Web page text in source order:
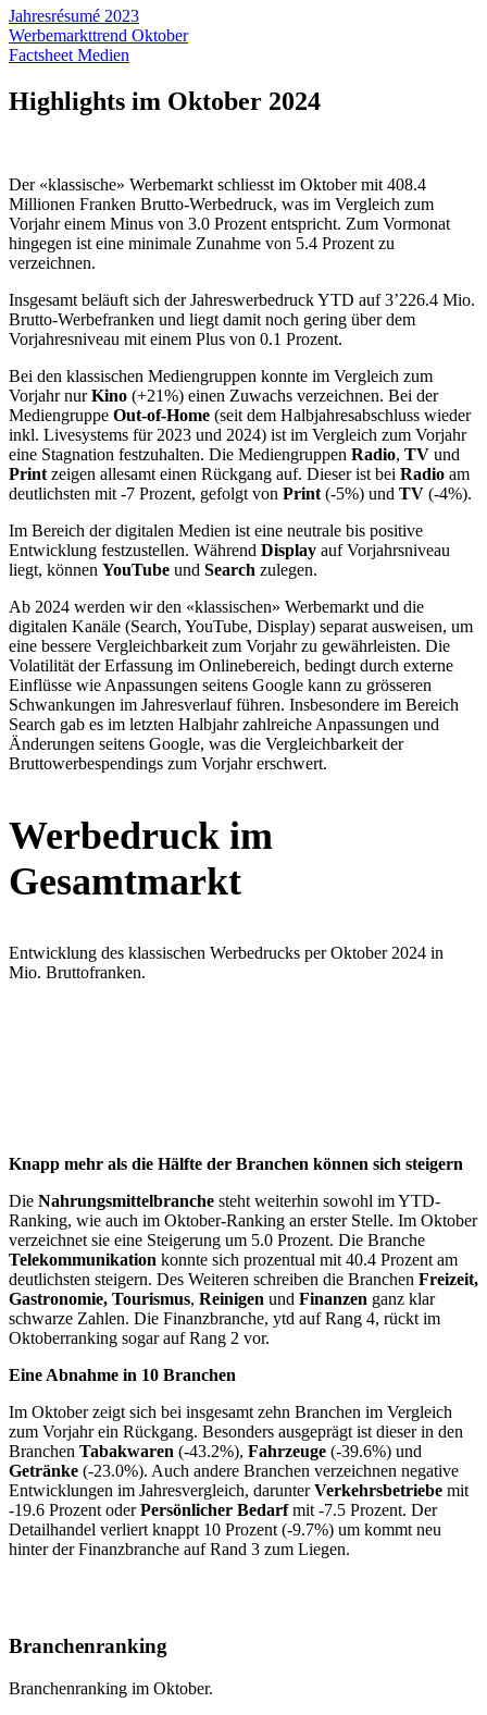
Jahresrésumé 2023
Werbemarkttrend Oktober
Factsheet Medien
Highlights im Oktober 2024
Der «klassische» Werbemarkt schliesst im Oktober mit 408.4
Millionen Franken Brutto-Werbedruck, was im Vergleich zum
Vorjahr einem Minus von 3.0 Prozent entspricht. Zum Vormonat
hingegen ist eine minimale Zunahme von 5.4 Prozent zu
verzeichnen.
Insgesamt beläuft sich der Jahreswerbedruck YTD auf 3’226.4 Mio.
Brutto-Werbefranken und liegt damit noch gering über dem
Vorjahresniveau mit einem Plus von 0.1 Prozent.
Bei den klassischen Mediengruppen konnte im Vergleich zum
Vorjahr nurKino (+21%) einen Zuwachs verzeichnen. Bei der
Mediengruppe Out-of-Home (seit dem Halbjahresabschluss wieder
inkl. Livesystems für 2023 und 2024) ist im Vergleich zum Vorjahr
eine Stagnation festzuhalten. Die Mediengruppen Radio, TV und
Print zeigen allesamt einen Rückgang auf. Dieser ist bei Radio am
deutlichsten mit -7 Prozent, gefolgt von Print (-5%) und TV (-4%).
Im Bereich der digitalen Medien ist eine neutrale bis positive
Entwicklung festzustellen. Während Display auf Vorjahrsniveau
liegt, können YouTube und Search zulegen.
Ab 2024 werden wir den «klassischen» Werbemarkt und die
digitalen Kanäle (Search, YouTube, Display) separat ausweisen, um
eine bessere Vergleichbarkeit zum Vorjahr zu gewährleisten. Die
Volatilität der Erfassung im Onlinebereich, bedingt durch externe
Einflüsse wie Anpassungen seitens Google kann zu grösseren
Schwankungen im Jahresverlauf führen. Insbesondere im Bereich
Search gab es im letzten Halbjahr zahlreiche Anpassungen und
Änderungen seitens Google, was die Vergleichbarkeit der
Bruttowerbespendings zum Vorjahr erschwert.
Werbedruck im
Gesamtmarkt
Entwicklung des klassischen Werbedrucks per Oktober 2024 in
Mio. Bruttofranken.
Knapp mehr als die Hälfte der Branchen können sich steigern
Die Nahrungsmittelbranche steht weiterhin sowohl im YTD-
Ranking, wie auch im Oktober-Ranking an erster Stelle. Im Oktober
verzeichnet sie eine Steigerung um 5.0 Prozent. Die Branche
Telekommunikation konnte sich prozentual mit 40.4 Prozent am
deutlichsten steigern. Des Weiteren schreiben die Branchen Freizeit,
Gastronomie, Tourismus, Reinigen und Finanzen ganz klar
schwarze Zahlen. Die Finanzbranche, ytd auf Rang 4, rückt im
Oktoberranking sogar auf Rang 2 vor.
Eine Abnahme in 10 Branchen
Im Oktober zeigt sich bei insgesamt zehn Branchen im Vergleich
zum Vorjahr ein Rückgang. Besonders ausgeprägt ist dieser in den
Branchen Tabakwaren (-43.2%), Fahrzeuge (-39.6%) und
Getränke (-23.0%). Auch andere Branchen verzeichnen negative
Entwicklungen im Jahresvergleich, darunterVerkehrsbetriebe mit
-19.6 Prozent oderPersönlicher Bedarfmit -7.5 Prozent. Der
Detailhandel verliert knappt 10 Prozent (-9.7%) um kommt neu
hinter der Finanzbranche auf Rand 3 zum Liegen.
Branchenranking
Branchenranking im Oktober.